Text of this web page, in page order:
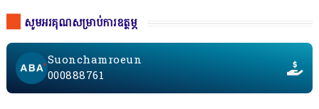
សូមអរគុណសម្រាប់ការឧត្ថម្ភ
Suonchamroeun
000888761